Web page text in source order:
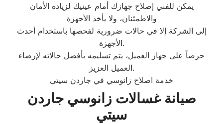
يمكن للفني إصلاح جهازك أمام عينيك لزيادة الأمان
والاطمئنان، ولا يأخذ الأجهزة
إلى الشركة إلا في حالات ضرورية لفحصها باستخدام أحدث
الأجهزة.
حرصاً على جهاز العميل، يتم تسليمه بأفضل حالاته لإرضاء
العميل العزيز.
خدمة اصلاح زانوسي في جاردن سيتي
صيانة غسالات زانوسي جاردن
سيتي